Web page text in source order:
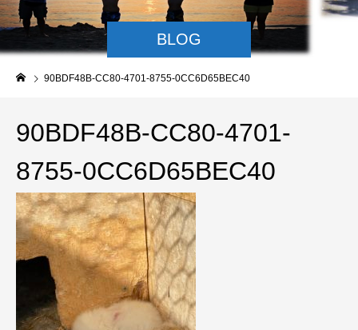
BLOG
90BDF48B-CC80-4701-8755-0CC6D65BEC40
90BDF48B-CC80-4701-
8755-0CC6D65BEC40